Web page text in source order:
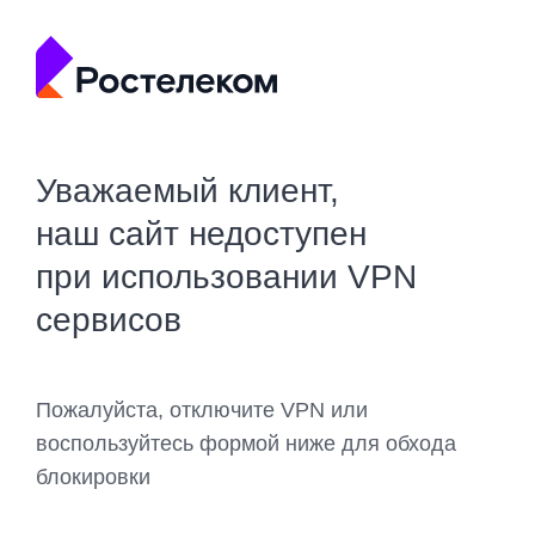
Уважаемый клиент,
наш сайт недоступен
при использовании VPN
сервисов
Пожалуйста, отключите VPN или
воспользуйтесь формой ниже для обхода
блокировки